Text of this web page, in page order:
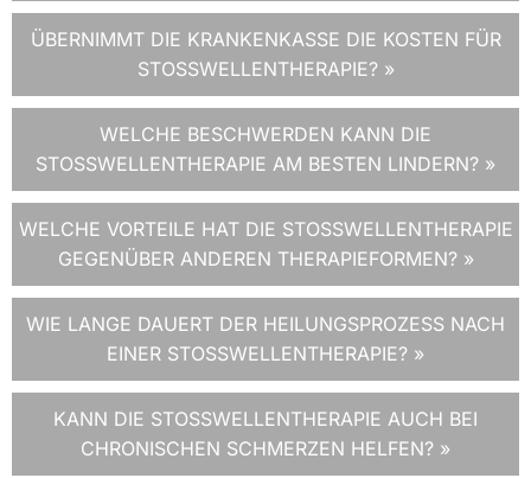
ÜBERNIMMT DIE KRANKENKASSE DIE KOSTEN FÜR
STOSSWELLENTHERAPIE? »
WELCHE BESCHWERDEN KANN DIE
STOSSWELLENTHERAPIE AM BESTEN LINDERN? »
WELCHE VORTEILE HAT DIE STOSSWELLENTHERAPIE G
EGENÜBER ANDEREN THERAPIEFORMEN? »
WIE LANGE DAUERT DER HEILUNGSPROZESS NACH
EINER STOSSWELLENTHERAPIE? »
KANN DIE STOSSWELLENTHERAPIE AUCH BEI C
HRONISCHEN SCHMERZEN HELFEN? »